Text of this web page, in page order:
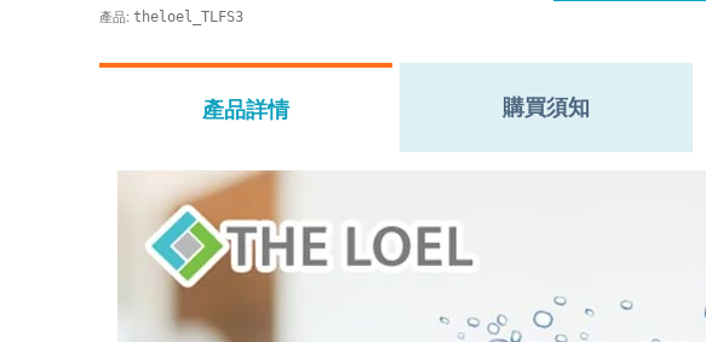
產品: theloel_TLFS3
產品詳情 購買須知